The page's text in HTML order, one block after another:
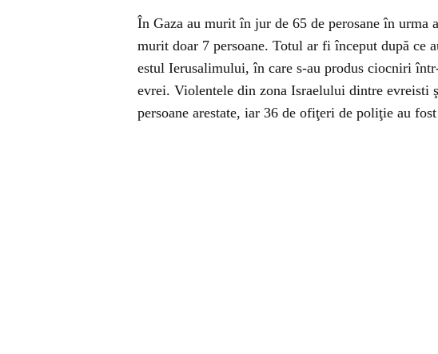
În Gaza au murit în jur de 65 de perosane în urma
murit doar 7 persoane. Totul ar fi început după ce
estul Ierusalimului, în care s-au produs ciocniri
evrei. Violentele din zona Israelului dintre evreisti
persoane arestate, iar 36 de ofiţeri de poliţie au